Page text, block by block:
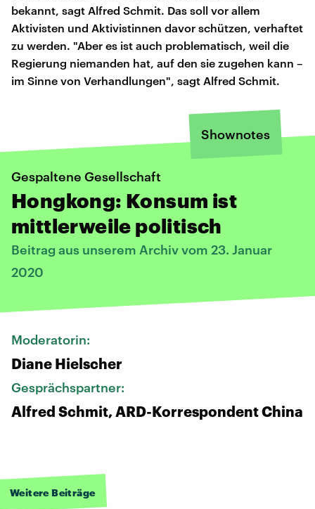
bekannt, sagt Alfred Schmit. Das soll vor allem
Aktivisten und Aktivistinnen davor schützen, verhaftet
zu werden. "Aber es ist auch problematisch, weil die
Regierung niemanden hat, auf den sie zugehen kann –
im Sinne von Verhandlungen", sagt Alfred Schmit.
Shownotes
Gespaltene Gesellschaft
Hongkong: Konsum ist
mittlerweile politisch
Beitrag aus unserem Archiv vom 23. Januar
2020
Moderatorin:
Diane Hielscher
Gesprächspartner:
Alfred Schmit, ARD-Korrespondent China
Weitere Beiträge